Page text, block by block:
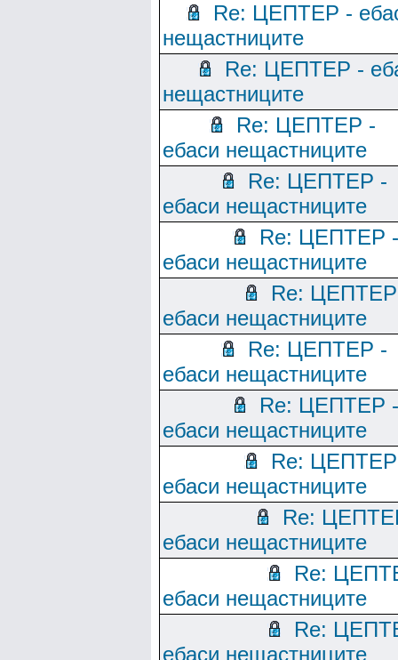
Re: ЦЕПТЕР -
нещастниците
Re: ЦЕПТЕР -
нещастниците
Re: ЦЕПТЕР -
ебаси нещастниците
Re: ЦЕПТЕР -
ебаси нещастниците
Re: ЦЕПТЕР -
ебаси нещастниците
Re:
ебаси нещастниците
Re: ЦЕПТЕР -
ебаси нещастниците
Re: ЦЕПТЕР -
ебаси нещастниците
Re:
ебаси нещастниците
Re:
ебаси нещастниците
Re:
ебаси нещастниците
Re:
ебаси нещастниците